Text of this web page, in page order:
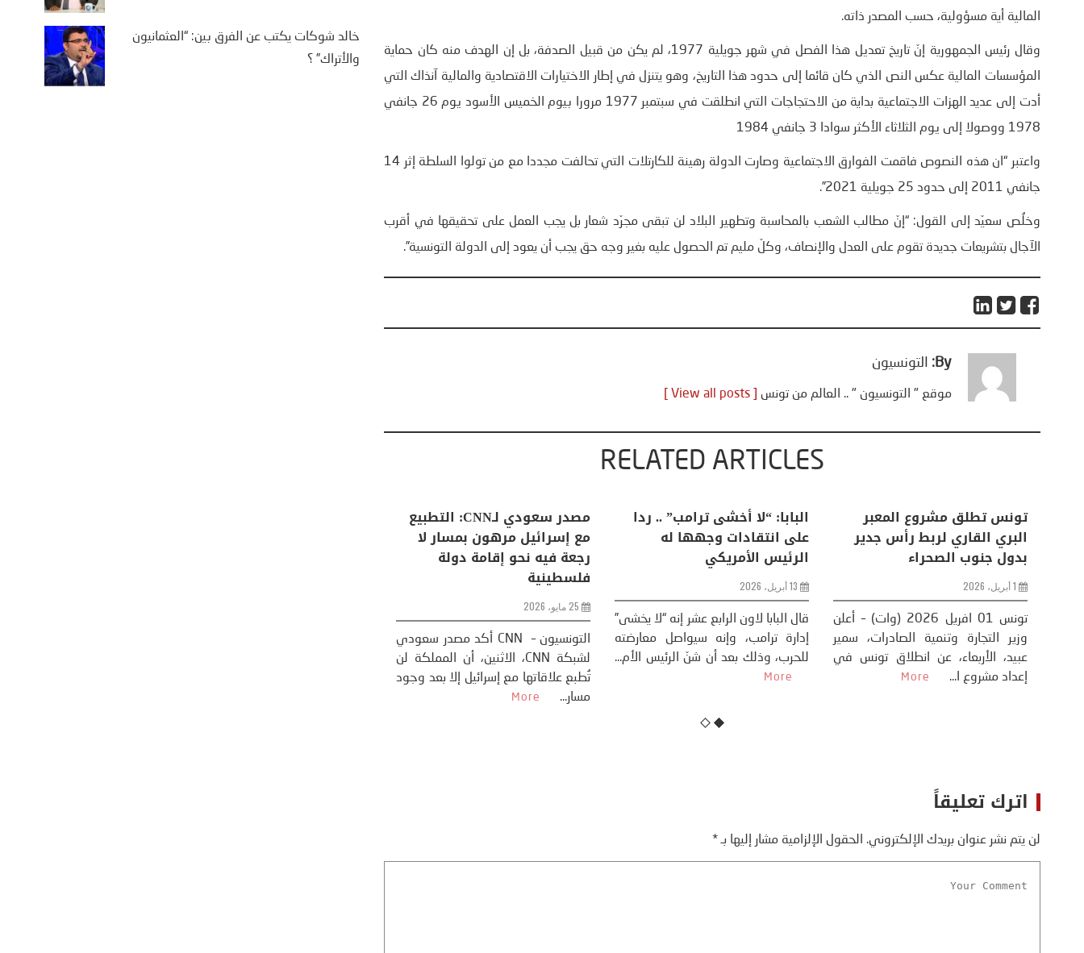
المالية أية مسؤولية، حسب المصدر ذاته.
وقال رئيس الجمهورية إنّ تاريخ تعديل هذا الفصل في شهر جويلية 1977، لم يكن من قبيل الصدفة، بل إن الهدف منه كان حماية
المؤسسات المالية عكس النص الذي كان قائما إلى حدود هذا التاريخ، وهو يتنزل في إطار الاختيارات الاقتصادية والمالية آنذاك التي
أدت إلى عديد الهزات الاجتماعية بداية من الاحتجاجات التي انطلقت في سبتمبر 1977 مرورا بيوم الخميس الأسود يوم 26 جانفي
1978 ووصولا إلى يوم الثلاثاء الأكثر سوادا 3 جانفي 1984
واعتبر “ان هذه النصوص فاقمت الفوارق الاجتماعية وصارت الدولة رهينة للكارتلات التي تحالفت مجددا مع من تولوا السلطة إثر 14
جانفي 2011 إلى حدود 25 جويلية 2021”.
وخلُص سعيّد إلى القول: “إنّ مطالب الشعب بالمحاسبة وتطهير البلاد لن تبقى مجرّد شعار بل يجب العمل على تحقيقها في أقرب
الآجال بتشريعات جديدة تقوم على العدل والإنصاف، وكلّ مليم تم الحصول عليه بغير وجه حق يجب أن يعود إلى الدولة التونسية”.
By: التونسيون
موقع " التونسيون " .. العالم من تونس [ View all posts ]
RELATED ARTICLES
البابا: “لا أخشى ترامب” .. ردا
على انتقادات وجهها له
الرئيس الأمريكي
13 أبريل، 2026
قال البابا لاون الرابع عشر إنه “لا يخشى”
إدارة ترامب، وإنه سيواصل معارضته
للحرب، وذلك بعد أن شنّ الرئيس الأم...
More
تونس تطلق مشروع المعبر
البري القاري لربط رأس جدير
بدول جنوب الصحراء
1 أبريل، 2026
تونس 01 افريل 2026 (وات) – أعلن
وزير التجارة وتنمية الصادرات، سمير
عبيد، الأربعاء، عن انطلاق تونس في
إعداد مشروع ا...
الحرب في زمن الإعلام الشبكي
17 مارس، 2026
كشفت الحرب المفتوحة منذ ثلاثة
أسابيع بين الولايات المتحدة الأمريكية
واسرائيل من جهة و الجمهورية
الإسلامية الإيرانية من ج...
More
اترك تعليقاً
لن يتم نشر عنوان بريدك الإلكتروني. الحقول الإلزامية مشار إليها بـ*
خالد شوكات يكتب عن الفرق بين: “العثمانيون
والأتراك” ؟